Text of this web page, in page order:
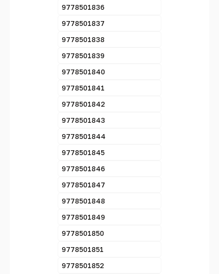
9778501836
9778501837
9778501838
9778501839
9778501840
9778501841
9778501842
9778501843
9778501844
9778501845
9778501846
9778501847
9778501848
9778501849
9778501850
9778501851
9778501852